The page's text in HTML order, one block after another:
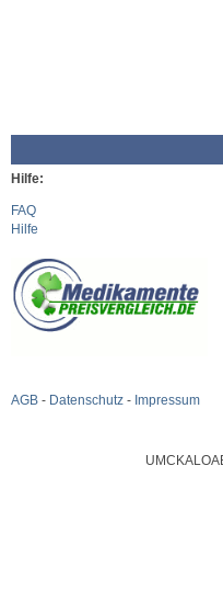
Hilfe:
FAQ
Hilfe
AGB - Datenschutz - Impressum